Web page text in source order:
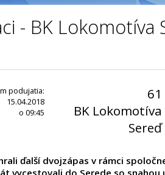
- BK Lokomotíva
podujatia:
15.04.2018
o 09:45
61
BK Lokomotíva
Sereď
ďalší dvojzápas v rámci
vycestovali do Serede so snahou